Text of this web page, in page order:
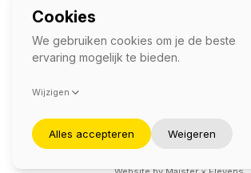
SOCIAL
©2026 — Komerco
Deze site wordt beschermd door reCAPTCHA en het